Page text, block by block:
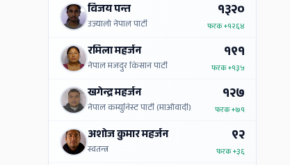
विजय पन्त
उज्यालो नेपाल पार्टी
१३२०
फरक+१२६४
रमिला महर्जन
नेपाल मजदुर किसान पार्टी
१९१
फरक+१३५
खगेन्द्र महर्जन
नेपाल कम्युनिस्ट पार्टी (माओवादी)
१२७
फरक+७१
अशोज कुमार महर्जन
स्वतन्त्र
९२
फरक+३६